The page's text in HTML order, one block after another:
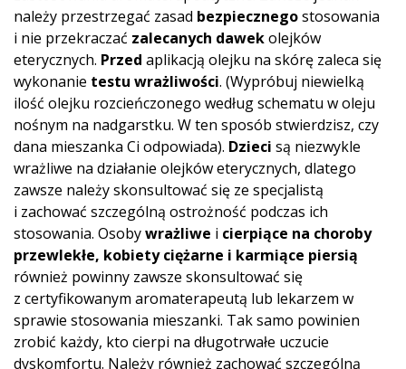
należy przestrzegać zasad bezpiecznegostosowania
i nie przekraczać zalecanych dawekolejków
eterycznych. Przed aplikacją olejku na skórę zaleca się
wykonanie testu wrażliwości. (Wypróbuj niewielką
ilość olejku rozcieńczonego według schematu w oleju
nośnym na nadgarstku. W ten sposób stwierdzisz, czy
dana mieszanka Ci odpowiada). Dzieci są niezwykle
wrażliwe na działanie olejków eterycznych, dlatego
zawsze należy skonsultować się ze specjalistą
i zachować szczególną ostrożność podczas ich
stosowania. Osobywrażliwe i cierpiące na choroby
przewlekłe, kobiety ciężarne i karmiące piersią
również powinny zawsze skonsultować się
z certyfikowanym aromaterapeutą lub lekarzem w
sprawie stosowania mieszanki. Tak samo powinien
zrobić każdy, kto cierpi na długotrwałe uczucie
dyskomfortu. Należy również zachować szczególną